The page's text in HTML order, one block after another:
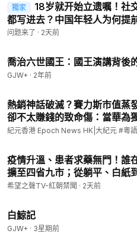
獨家
18岁就开始立遗嘱！社
都写进去？中国年轻人为何提
发生了什么？《问题来了》
问题来了 · 2天前
喬治六世國王：國王演講背後
GJW+ · 2年前
熱銷神話破滅？賽力斯市值
卻不太賺錢的致命傷：當華為
受考驗的是誰？l#紀元香港 粵
紀元香港 Epoch News HK|大紀元 #粵語
疫情升溫、患者求藥無門！誰
擴至四省九市；從躺平、白紙
抗撞上經濟危機 【紅朝禁聞】
希望之聲TV-紅朝禁聞 · 2天前
白鯨記
GJW+ · 3星期前